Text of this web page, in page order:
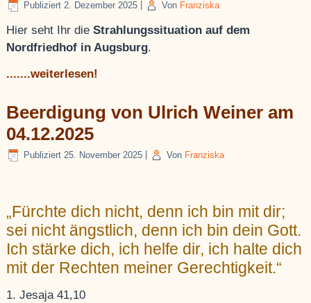
Publiziert 2. Dezember 2025 Von Franziska
Hier seht Ihr die Strahlungssituation auf dem
Nordfriedhof in Augsburg.
.......weiterlesen!
Beerdigung von Ulrich Weiner am
04.12.2025
Publiziert 25. November 2025 Von Franziska
„Fürchte dich nicht, denn ich bin mit dir;
sei nicht ängstlich, denn ich bin dein Gott.
Ich stärke dich, ich helfe dir, ich halte dich
mit der Rechten meiner Gerechtigkeit.“
1. Jesaja 41,10